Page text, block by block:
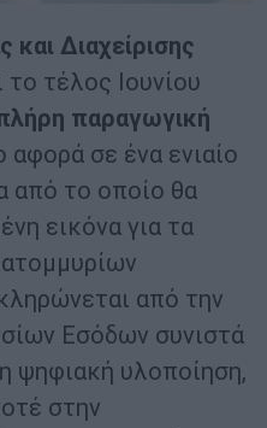
και Διαχείρισης
το τέλος Ιουνίου
παραγωγική
σε ένα ενιαίο
από το οποίο θα
εικόνα για τα
από την
Εσόδων συνιστά
ψηφιακή υλοποίηση,
στην